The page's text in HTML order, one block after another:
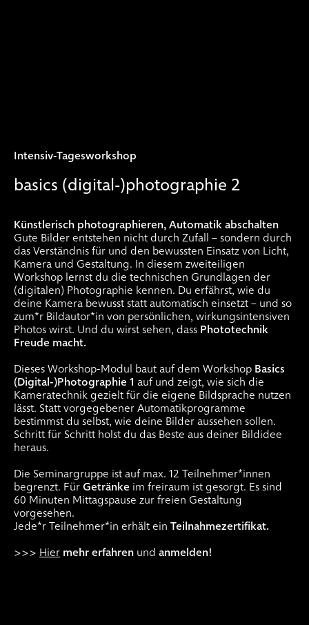
Intensiv-Tagesworkshop
basics (digital-)photographie 2
Künstlerisch photographieren, Automatik abschalten
Gute Bilder entstehen nicht durch Zufall – sondern durch
das Verständnis für und den bewussten Einsatz von Licht,
Kamera und Gestaltung. In diesem zweiteiligen
Workshop lernst du die technischen Grundlagen der
(digitalen) Photographie kennen. Du erfährst, wie du
deine Kamera bewusst statt automatisch einsetzt – und so
zum*r Bildautor*in von persönlichen, wirkungsintensiven
Photos wirst. Und du wirst sehen, dass Phototechnik
Freude macht.
Dieses Workshop-Modul baut auf dem Workshop Basics
(Digital-)Photographie 1 auf und zeigt, wie sich die
Kameratechnik gezielt für die eigene Bildsprache nutzen
lässt. Statt vorgegebener Automatikprogramme
bestimmst du selbst, wie deine Bilder aussehen sollen.
Schritt für Schritt holst du das Beste aus deiner Bildidee
heraus.
Die Seminargruppe ist auf max. 12 Teilnehmer*innen
begrenzt. FürGetränke im freiraum ist gesorgt. Es sind
60 Minuten Mittagspause zur freien Gestaltung
vorgesehen.
Jede*r Teilnehmer*in erhält ein Teilnahmezertifikat.
>>> Hier mehr erfahren und anmelden!